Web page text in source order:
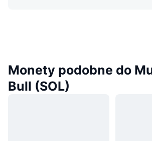
Monety podobne do
Bull (SOL)